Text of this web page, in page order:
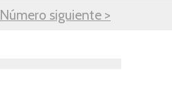
Número siguiente >